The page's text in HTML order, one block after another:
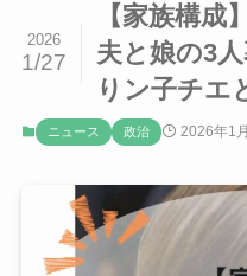
【家族構成
夫と娘の3
りン子チエ
2026
1/27
ニュース 政治 2026年1